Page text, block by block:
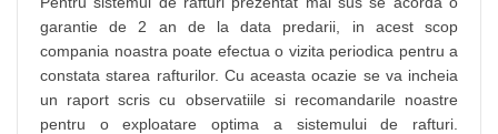
garantie de 2 an de la data predarii, in acest scop
compania noastra poate efectua o vizita periodica pentru a
constata starea rafturilor. Cu aceasta ocazie se va incheia
un raport scris cu observatiile si recomandarile noastre
pentru o exploatare optima a sistemului de rafturi.